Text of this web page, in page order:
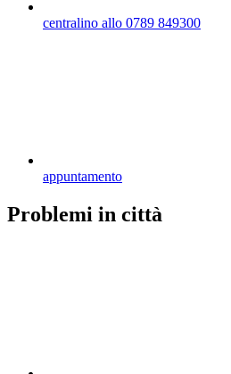
centralino allo 0789 849300
appuntamento
Problemi in città